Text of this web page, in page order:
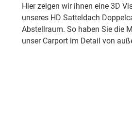
Hier zeigen wir ihnen eine 3D
unseres HD Satteldach
Abstellraum. So haben Sie die
unser Carport im Detail von